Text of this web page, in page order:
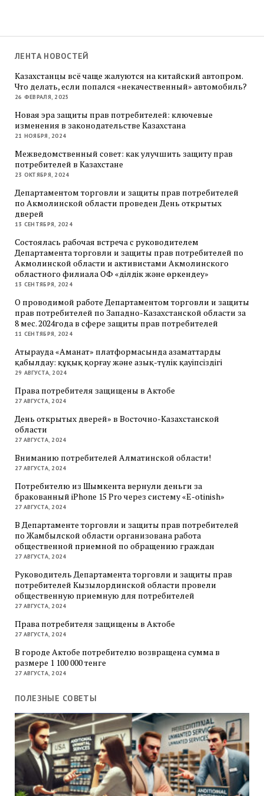
ЛЕНТА НОВОСТЕЙ
Казахстанцы всё чаще жалуются на китайский автопром.
Что делать, если попался «некачественный» автомобиль?
26 ФЕВРАЛЯ, 2025
Новая эра защиты прав потребителей: ключевые
изменения в законодательстве Казахстана
21 НОЯБРЯ, 2024
Межведомственный совет: как улучшить защиту прав
потребителей в Казахстане
23 ОКТЯБРЯ, 2024
Департаментом торговли и защиты прав потребителей
по Акмолинской области проведен День открытых
дверей
13 СЕНТЯБРЯ, 2024
Состоялась рабочая встреча с руководителем
Департамента торговли и защиты прав потребителей по
Акмолинской области и активистами Акмолинского
областного филиала ОФ «Әділдік және өркендеу»
13 СЕНТЯБРЯ, 2024
О проводимой работе Департаментом торговли и защиты
прав потребителей по Западно-Казахстанской области за
8 мес. 2024года в сфере защиты прав потребителей
11 СЕНТЯБРЯ, 2024
Атырауда «Аманат» платформасында азаматтарды
қабылдау: құқық қорғау және азық-түлік қауіпсіздігі
29 АВГУСТА, 2024
Права потребителя защищены в Актобе
27 АВГУСТА, 2024
День открытых дверей» в Восточно-Казахстанской
области
27 АВГУСТА, 2024
Вниманию потребителей Алматинской области!
27 АВГУСТА, 2024
Потребителю из Шымкента вернули деньги за
бракованный iPhone 15 Pro через систему «E-otinish»
27 АВГУСТА, 2024
В Департаменте торговли и защиты прав потребителей
по Жамбылской области организована работа
общественной приемной по обращению граждан
27 АВГУСТА, 2024
Руководитель Департамента торговли и защиты прав
потребителей Кызылординской области провели
общественную приемную для потребителей
27 АВГУСТА, 2024
Права потребителя защищены в Актобе
27 АВГУСТА, 2024
В городе Актобе потребителю возвращена сумма в
размере 1 100 000 тенге
27 АВГУСТА, 2024
ПОЛЕЗНЫЕ СОВЕТЫ